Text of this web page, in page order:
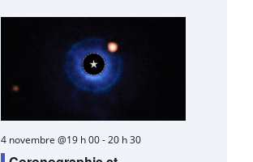
4 novembre @19 h 00-20 h 30